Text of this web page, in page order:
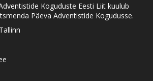
Koguduste Eesti Liit kuulub
Päeva Adventistide Kogudusse.